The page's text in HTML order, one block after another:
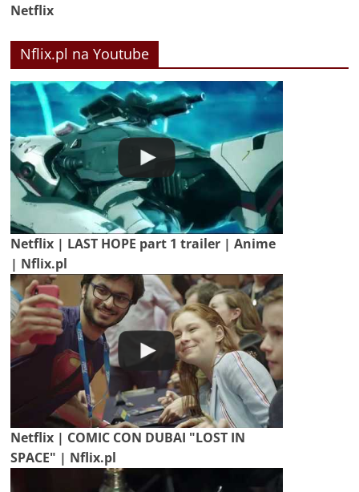
Netflix
Nflix.pl na Youtube
Netflix | LAST HOPE part 1 trailer | Anime
| Nflix.pl
Netflix | COMIC CON DUBAI "LOST IN
SPACE" | Nflix.pl